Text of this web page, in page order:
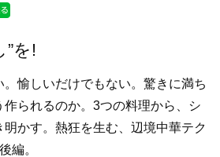
”を!
愉しいだけでもない。驚きに満ち
られるのか。3つの料理から、シ
明かす。熱狂を生む、辺境中華テク
編。